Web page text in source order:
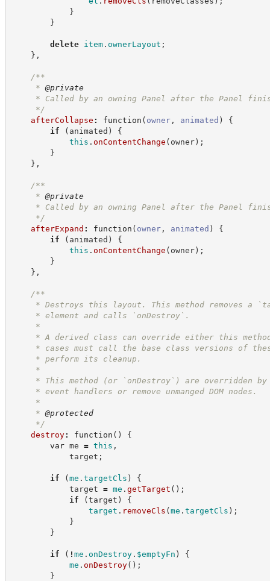
}
}
delete item. ownerLayout ;
} ,
/**
* @private
* Called by an owning Panel after the Panel
*/
afterCollapse : function ( owner, animated )
{
if
( animated )
{
this . onContentChange ( owner) ;
}
} ,
/**
* @private
* Called by an owning Panel after the Panel
*/
afterExpand : function ( owner, animated )
{
if
( animated )
{
this . onContentChange ( owner) ;
}
} ,
/**
* Destroys this layout. This method removes a
* element and calls `onDestroy`.
*
* A derived class can override either this
* cases must call the base class versions of
* perform its cleanup.
*
* This method (or `onDestroy`) are overridden by
* event handlers or remove unmanged DOM nodes.
*
* @protected
*/
destroy: function ( )
{
var me = this ,
target ;
if (me . targetCls )
{
target = me . getTarget ( ) ;
if
(target )
{
target . removeCls (me . targetCls ) ;
}
}
if ( ! me . onDestroy. $emptyFn )
{
me . onDestroy( ) ;
}